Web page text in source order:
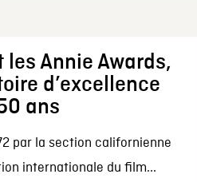
les Annie Awards,
d’excellence
ans
par la section californienne
internationale du film...